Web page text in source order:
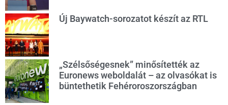
Új Baywatch-sorozatot készít az RTL
„Szélsőségesnek” minősítették az
Euronews weboldalát – az olvasókat is
büntethetik Fehéroroszországban